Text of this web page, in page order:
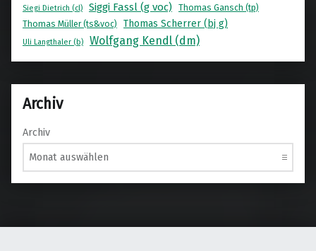
Siegi Dietrich (cl) Siggi Fassl (g voc)
Thomas Gansch (tp)
Thomas Müller (ts&voc)
Thomas Scherrer (bj g)
Uli Langthaler (b) Wolfgang Kendl (dm)
Archiv
Archiv